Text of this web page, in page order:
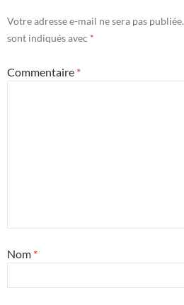
Votre adresse e-mail ne sera pas publiée.
sont indiqués avec *
Commentaire *
Nom *